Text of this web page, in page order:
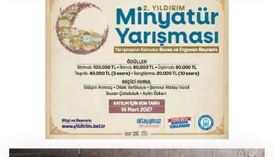
Osmangazi’de iş arayanlara destek
Yargıtay’dan primle çalışanlara müjde
YENİ Parti Genel Başkanı Özel'den
Çerçeve Yasa yorumu